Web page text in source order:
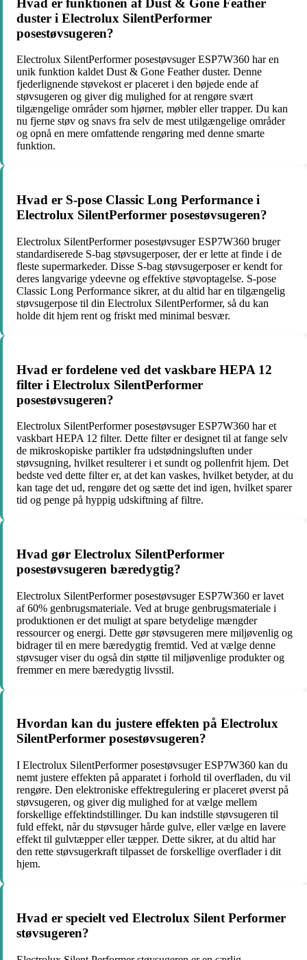
duster i Electrolux SilentPerformer
posestøvsugeren?
Electrolux SilentPerformer posestøvsuger ESP7W360 har en
unik funktion kaldet Dust & Gone Feather duster. Denne
fjederlignende støvekost er placeret i den bøjede ende af
støvsugeren og giver dig mulighed for at rengøre svært
tilgængelige områder som hjørner, møbler eller trapper. Du kan
nu fjerne støv og snavs fra selv de mest utilgængelige områder
og opnå en mere omfattende rengøring med denne smarte
funktion.
Hvad er S-pose Classic Long Performance i
Electrolux SilentPerformer posestøvsugeren?
Electrolux SilentPerformer posestøvsuger ESP7W360 bruger
standardiserede S-bag støvsugerposer, der er lette at finde i de
fleste supermarkeder. Disse S-bag støvsugerposer er kendt for
deres langvarige ydeevne og effektive støvoptagelse. S-pose
Classic Long Performance sikrer, at du altid har en tilgængelig
støvsugerpose til din Electrolux SilentPerformer, så du kan
holde dit hjem rent og friskt med minimal besvær.
Hvad er fordelene ved det vaskbare HEPA 12
filter i Electrolux SilentPerformer
posestøvsugeren?
Electrolux SilentPerformer posestøvsuger ESP7W360 har et
vaskbart HEPA 12 filter. Dette filter er designet til at fange selv
de mikroskopiske partikler fra udstødningsluften under
støvsugning, hvilket resulterer i et sundt og pollenfrit hjem. Det
bedste ved dette filter er, at det kan vaskes, hvilket betyder, at du
kan tage det ud, rengøre det og sætte det ind igen, hvilket sparer
tid og penge på hyppig udskiftning af filtre.
Hvad gør Electrolux SilentPerformer
posestøvsugeren bæredygtig?
Electrolux SilentPerformer posestøvsuger ESP7W360 er lavet
af 60% genbrugsmateriale. Ved at bruge genbrugsmateriale i
produktionen er det muligt at spare betydelige mængder
ressourcer og energi. Dette gør støvsugeren mere miljøvenlig og
bidrager til en mere bæredygtig fremtid. Ved at vælge denne
støvsuger viser du også din støtte til miljøvenlige produkter og
fremmer en mere bæredygtig livsstil.
Hvordan kan du justere effekten på Electrolux
SilentPerformer posestøvsugeren?
I Electrolux SilentPerformer posestøvsuger ESP7W360 kan du
nemt justere effekten på apparatet i forhold til overfladen, du vil
rengøre. Den elektroniske effektregulering er placeret øverst på
støvsugeren, og giver dig mulighed for at vælge mellem
forskellige effektindstillinger. Du kan indstille støvsugeren til
fuld effekt, når du støvsuger hårde gulve, eller vælge en lavere
effekt til gulvtæpper eller tæpper. Dette sikrer, at du altid har
den rette støvsugerkraft tilpasset de forskellige overflader i dit
hjem.
Hvad er specielt ved Electrolux Silent Performer
støvsugeren?